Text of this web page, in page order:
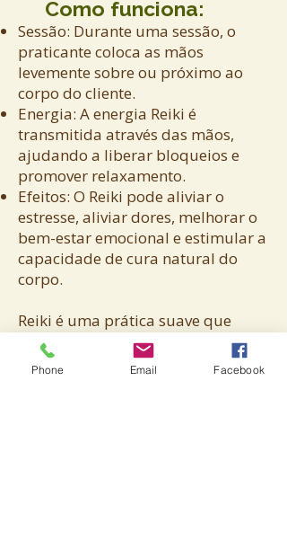
Como funciona:
Sessão: Durante uma sessão, o
praticante coloca as mãos
levemente sobre ou próximo ao
corpo do cliente.
Energia: A energia Reiki é
transmitida através das mãos,
ajudando a liberar bloqueios e
promover relaxamento.
Efeitos: O Reiki pode aliviar o
estresse, aliviar dores, melhorar o
bem-estar emocional e estimular a
capacidade de cura natural do
corpo.
Reiki é uma prática suave que
complementa o tratamento
médico e visa restaurar o
Phone Email Facebook